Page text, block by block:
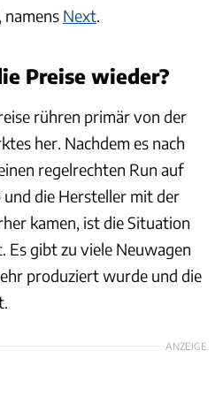
namens Next.
Preise wieder?
rühren primär von der
her. Nachdem es nach
regelrechten Run auf
und die Hersteller mit der
kamen, ist die Situation
Es gibt zu viele Neuwagen
produziert wurde und die
ANZEIGE